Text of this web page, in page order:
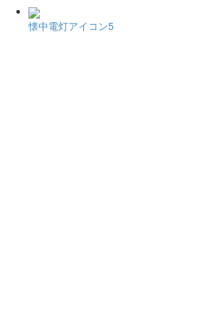
懐中電灯アイコン5